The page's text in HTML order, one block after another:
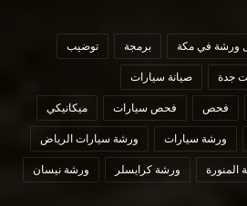
ورشة في مكة برمجة توضيب
جدة صيانة سيارات
فحص فحص سيارات ميكانيكي
ورشة سيارات ورشة سيارات الرياض
المنورة ورشة كرايسلر ورشة نيسان